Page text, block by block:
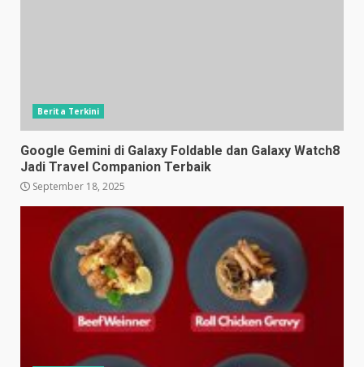
Berita Terkini
Google Gemini di Galaxy Foldable dan Galaxy Watch8
Jadi Travel Companion Terbaik
September 18, 2025